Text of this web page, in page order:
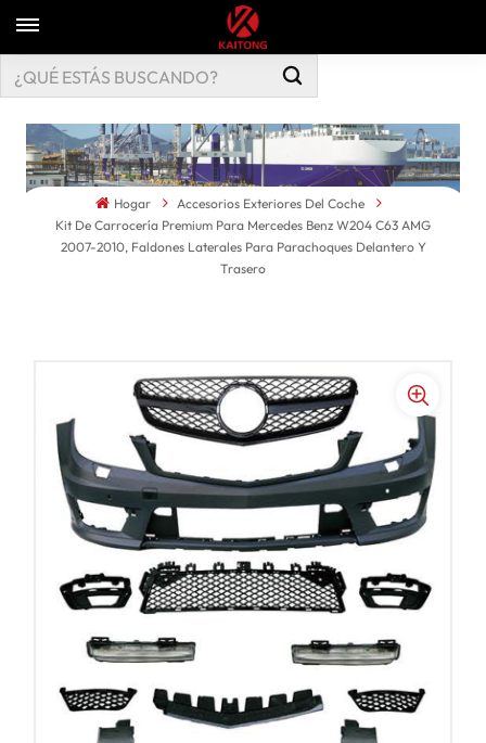
Hogar
Accesorios Exteriores Del Coche
Kit De Carrocería Premium Para Mercedes Benz W204 C63 AMG
2007-2010, Faldones Laterales Para Parachoques Delantero Y
Trasero